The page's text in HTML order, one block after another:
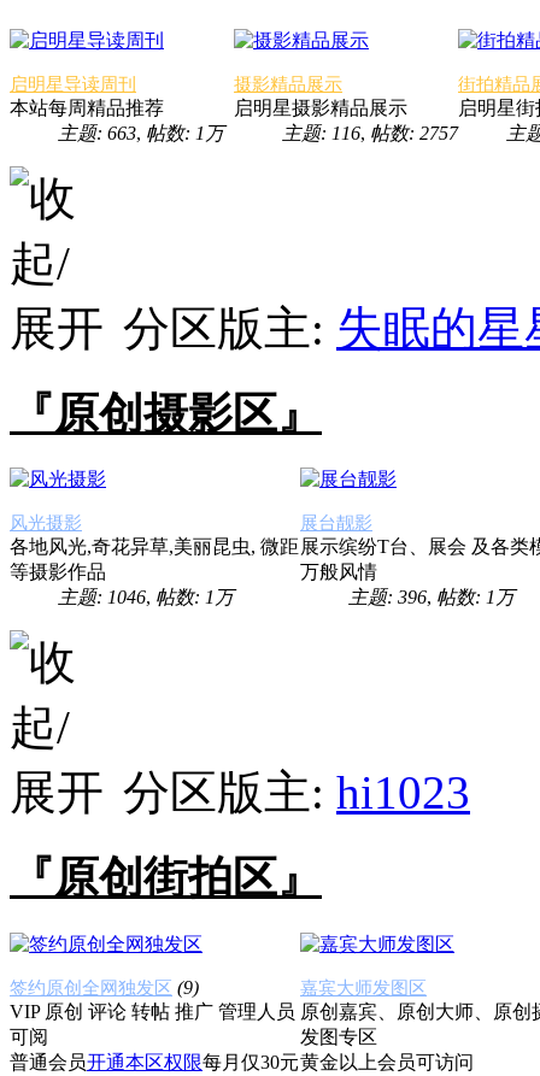
启明星导读周刊
本站每周精品推荐
主题: 663, 帖数: 1万
摄影精品展示
启明星摄影精品展示
主题: 116, 帖数: 2757
街拍精品
启明星
主
分区版主: 失眠的星
『原创摄影区』
风光摄影
各地风光,奇花异草,美丽昆虫, 微距
等摄影作品
主题: 1046, 帖数: 1万
展台靓影
展示缤纷T台、展会 及各类
万般风情
主题: 396, 帖数: 1万
分区版主: hi1023
『原创街拍区』
签约原创全网独发区 (9)
VIP 原创 评论 转帖 推广 管理人员
可阅
普通会员开通本区权限每月仅30元
嘉宾大师发图区
原创嘉宾、原创大师、原创
发图专区
黄金以上会员可访问